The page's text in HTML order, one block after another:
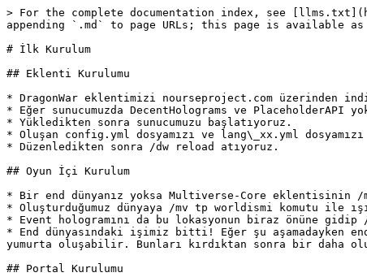
> For the complete documentation index, see
appending `.md` to page URLs; this page is available
# İlk Kurulum
## Eklenti Kurulumu
* DragonWar eklentimizi nourseproject.com üzerinden
* Eğer sunucumuzda DecentHolograms ve PlaceholderAPI
* Yükledikten sonra sunucumuzu başlatıyoruz.
* Oluşan config.yml dosyamızı ve lang\_xx.yml
* Düzenledikten sonra /dw reload atıyoruz.
## Oyun İçi Kurulum
* Bir end dünyanız yoksa Multiverse-Core eklentisinin
* Oluşturduğumuz dünyaya /mv tp worldismi komutu ile
* Event hologramını da bu lokasyonun biraz önüne
* End dünyasındaki işimiz bitti! Eğer şu aşamadayken
yumurta oluşabilir. Bunları kırdıktan sonra bir daha
## Portal Kurulumu